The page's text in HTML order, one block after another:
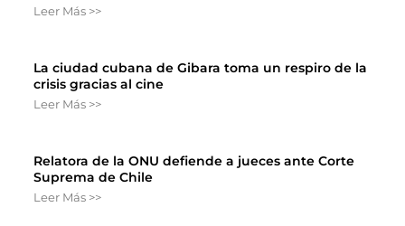
Leer Más >>
La ciudad cubana de Gibara toma un respiro de la
crisis gracias al cine
Leer Más >>
Relatora de la ONU defiende a jueces ante Corte
Suprema de Chile
Leer Más >>